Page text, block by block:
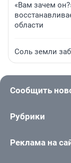
«Вам зачем
области
Соль земли
Сообщить
Рубрики
Реклама на